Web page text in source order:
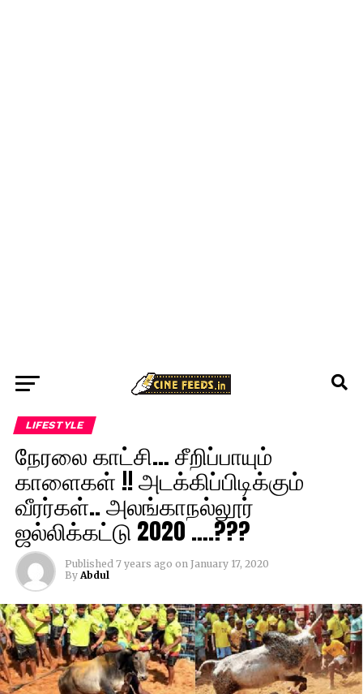
LIFESTYLE
நேரலை காட்சி… சீறிப்பாயும்
காளைகள் !! அடக்கிப்பிடிக்கும்
வீரர்கள்.. அலங்காநல்லூர்
ஜல்லிக்கட்டு 2020 ….???
Published 7 years ago on January 17, 2020
By Abdul